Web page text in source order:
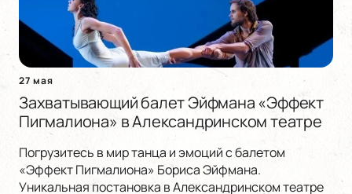
27 мая
Захватывающий балет Эйфмана «Эффект
Пигмалиона» в Александринском театре
Погрузитесь в мир танца и эмоций с балетом
«Эффект Пигмалиона» Бориса Эйфмана.
Уникальная постановка в Александринском театре